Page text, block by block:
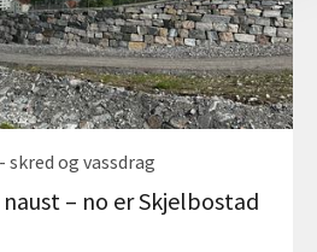
skred og vassdrag
– no er Skjelbostad